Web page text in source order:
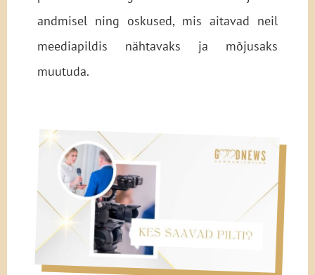
andmisel ning oskused, mis aitavad neil
meediapildis nähtavaks ja mõjusaks
muutuda.